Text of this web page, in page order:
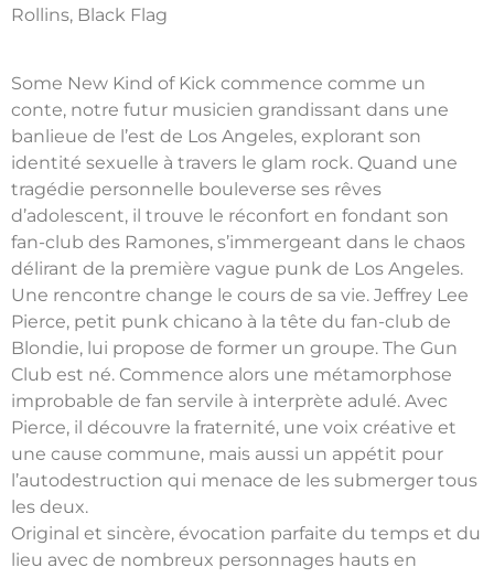
Rollins, Black Flag
Some New Kind of Kick commence comme un
conte, notre futur musicien grandissant dans une
banlieue de l’est de Los Angeles, explorant son
identité sexuelle à travers le glam rock. Quand une
tragédie personnelle bouleverse ses rêves
d’adolescent, il trouve le réconfort en fondant son
fan-club des Ramones, s’immergeant dans le chaos
délirant de la première vague punk de Los Angeles.
Une rencontre change le cours de sa vie. Jeffrey Lee
Pierce, petit punk chicano à la tête du fan-club de
Blondie, lui propose de former un groupe. The Gun
Club est né. Commence alors une métamorphose
improbable de fan servile à interprète adulé. Avec
Pierce, il découvre la fraternité, une voix créative et
une cause commune, mais aussi un appétit pour
l’autodestruction qui menace de les submerger tous
les deux.
Original et sincère, évocation parfaite du temps et du
lieu avec de nombreux personnages hauts en